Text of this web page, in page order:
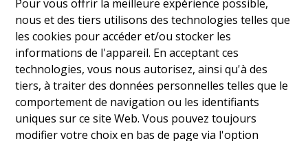
Pour vous offrir la meilleure expérience possible,
nous et des tiers utilisons des technologies telles que
les cookies pour accéder et/ou stocker les
informations de l'appareil. En acceptant ces
technologies, vous nous autorisez, ainsi qu'à des
tiers, à traiter des données personnelles telles que le
comportement de navigation ou les identifiants
uniques sur ce site Web. Vous pouvez toujours
modifier votre choix en bas de page via l'option
À Louer